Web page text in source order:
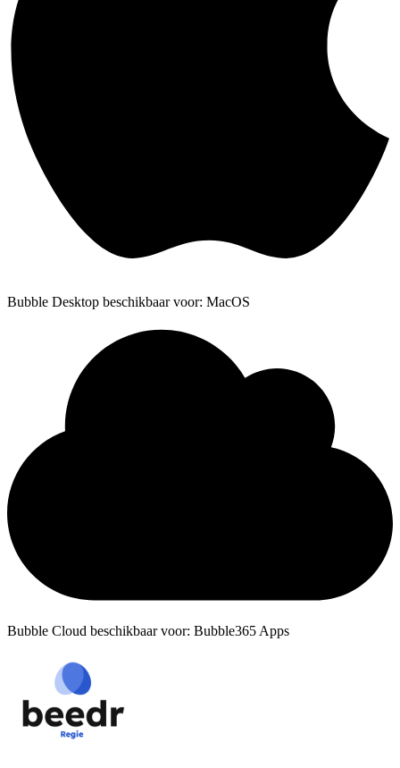
Bubble Desktop beschikbaar voor: MacOS
Bubble Cloud beschikbaar voor: Bubble365 Apps